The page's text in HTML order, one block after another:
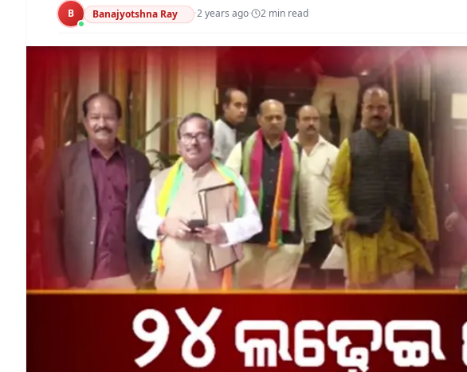
B Banajyotshna Ray ·2 years ago· 2 min read